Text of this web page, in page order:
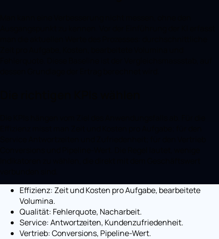
Effizienz: Zeit und Kosten pro Aufgabe, bearbeitete
Volumina.
Qualität: Fehlerquote, Nacharbeit.
Service: Antwortzeiten, Kundenzufriedenheit.
Vertrieb: Conversions, Pipeline-Wert.